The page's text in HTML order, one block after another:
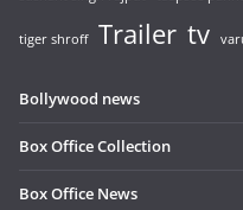
tiger shroff Trailer tv
Bollywood news
Box Office Collection
Box Office News